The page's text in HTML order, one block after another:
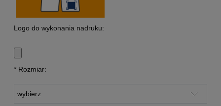
Logo do wykonania nadruku:
* Rozmiar: